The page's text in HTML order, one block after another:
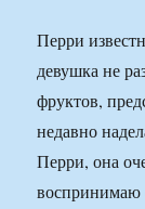
Перри
девушка не
фруктов,
недавно
Перри, она
воспринимаю